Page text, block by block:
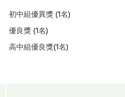
初中組優異獎 (1名)
優良獎 (1名)
高中組優良獎(1名)